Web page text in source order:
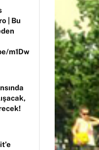
| Bu
m1DwhP3lPCM